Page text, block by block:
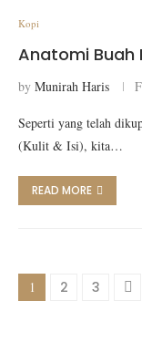
Kopi
Anatomi Buah
by Munirah Haris
Seperti yang telah
(Kulit & Isi), kita…
READ MORE
1 2 3